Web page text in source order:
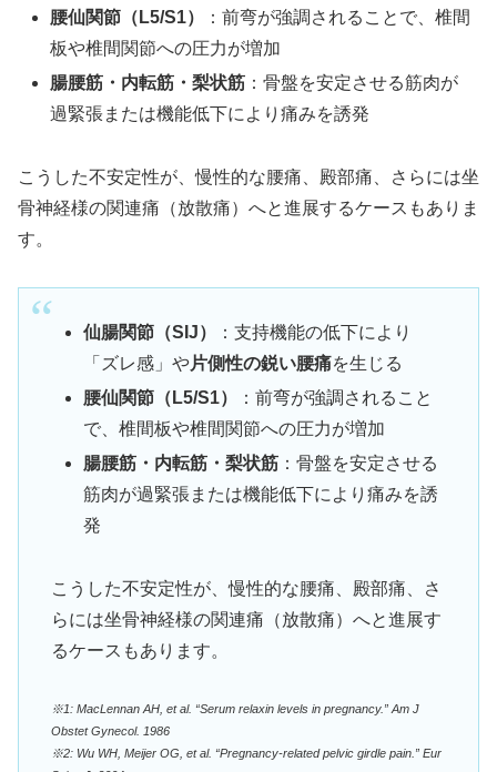
腰仙関節（L5/S1）
：前弯が強調されることで、椎間
板や椎間関節への圧力が増加
腸腰筋・内転筋・梨状筋 ：骨盤を安定させる筋肉が
過緊張または機能低下により痛みを誘発
こうした不安定性が、慢性的な腰痛、殿部痛、さらには坐
骨神経様の関連痛（放散痛）へと進展するケースもありま
す。
仙腸関節（SIJ）
：支持機能の低下により
「ズレ感」や片側性の鋭い腰痛を生じる
腰仙関節（L5/S1）
：前弯が強調されること
で、椎間板や椎間関節への圧力が増加
腸腰筋・内転筋・梨状筋：骨盤を安定させる
筋肉が過緊張または機能低下により痛みを誘
発
こうした不安定性が、慢性的な腰痛、殿部痛、さ
らには坐骨神経様の関連痛（放散痛）へと進展す
るケースもあります。
※1: MacLennan AH, et al. “Serum relaxin levels in pregnancy.” Am J
Obstet Gynecol. 1986
※2: Wu WH, Meijer OG, et al. “Pregnancy-related pelvic girdle pain.” Eur